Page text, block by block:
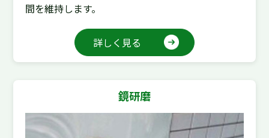
間を維持します。
詳しく見る
鏡研磨